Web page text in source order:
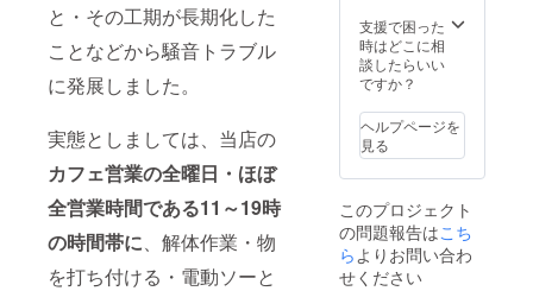
と・その工期が長期化した
ことなどから騒音トラブル
に発展しました。
実態としましては、当店の
カフェ営業の全曜日・ほぼ
全営業時間である11～19時
の時間帯に、解体作業・物
を打ち付ける・電動ソーと
支援で困った
時はどこに相
談したらいい
ですか？
ヘルプページを
見る
このプロジェクト
の問題報告はこち
らよりお問い合わ
せください